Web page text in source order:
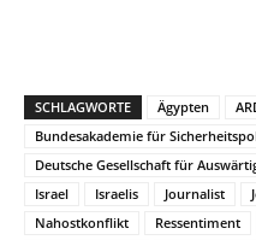
SCHLAGWORTE Ägypten
Bundesakademie für
Deutsche Gesellschaft für
Israel
Israelis Journalist
Nahostkonflikt
Ressentiment